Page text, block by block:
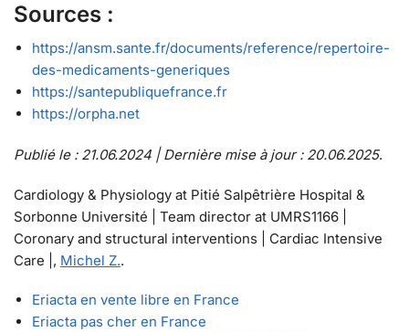
Sources :
https://ansm.sante.fr/documents/reference/repertoire-
des-medicaments-generiques
https://santepubliquefrance.fr
https://orpha.net
Publié le : 21.06.2024 | Dernière mise à jour : 20.06.2025.
Cardiology & Physiology at Pitié Salpêtrière Hospital &
Sorbonne Université | Team director at UMRS1166 |
Coronary and structural interventions | Cardiac Intensive
Care |, Michel Z..
Eriacta en vente libre en France
Eriacta pas cher en France